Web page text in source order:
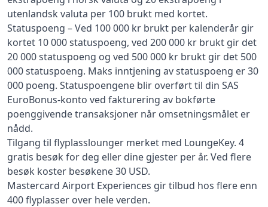
utenlandsk valuta per 100 brukt med kortet.
Statuspoeng – Ved 100 000 kr brukt per kalenderår gir
kortet 10 000 statuspoeng, ved 200 000 kr brukt gir det
20 000 statuspoeng og ved 500 000 kr brukt gir det 500
000 statuspoeng. Maks inntjening av statuspoeng er 30
000 poeng. Statuspoengene blir overført til din SAS
EuroBonus-konto ved fakturering av bokførte
poenggivende transaksjoner når omsetningsmålet er
nådd.
Tilgang til flyplasslounger merket med LoungeKey. 4
gratis besøk for deg eller dine gjester per år. Ved flere
besøk koster besøkene 30 USD.
Mastercard Airport Experiences gir tilbud hos flere enn
400 flyplasser over hele verden.